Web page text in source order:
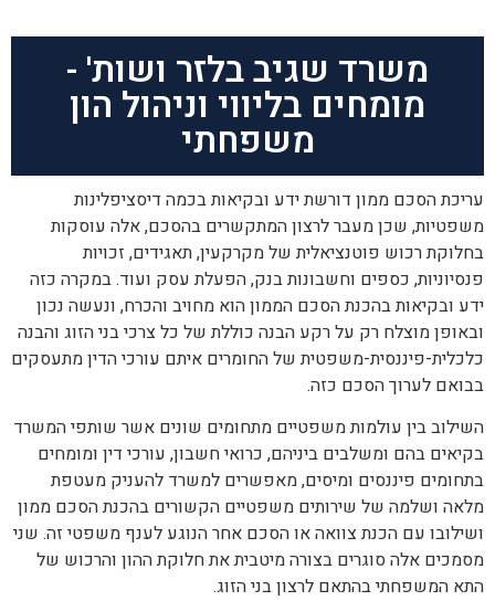
משרד שגיב בלזר ושות' -
מומחים בליווי וניהול הון
משפחתי
עריכת הסכם ממון דורשת ידע ובקיאות בכמה דיסציפלינות
משפטיות, שכן מעבר לרצון המתקשרים בהסכם, אלה עוסקות
בחלוקת רכוש פוטנציאלית של מקרקעין, תאגידים, זכויות
פנסיוניות, כספים וחשבונות בנק, הפעלת עסק ועוד. במקרה כזה
ידע ובקיאות בהכנת הסכם הממון הוא מחויב והכרח, ונעשה נכון
ובאופן מוצלח רק על רקע הבנה כוללת של כל צרכי בני הזוג והבנה
כלכלית-פיננסית-משפטית של החומרים איתם עורכי הדין מתעסקים
בבואם לערוך הסכם כזה.
השילוב בין עולמות משפטיים מתחומים שונים אשר שותפי המשרד
בקיאים בהם ומשלבים ביניהם, כרואי חשבון, עורכי דין ומומחים
בתחומים פיננסים ומיסים, מאפשרים למשרד להעניק מעטפת
מלאה ושלמה של שירותים משפטיים הקשורים בהכנת הסכם ממון
ושילובו עם הכנת צוואה או הסכם אחר הנוגע לענף משפטי זה. שני
מסמכים אלה סוגרים בצורה מיטבית את חלוקת ההון והרכוש של
התא המשפחתי בהתאם לרצון בני הזוג.